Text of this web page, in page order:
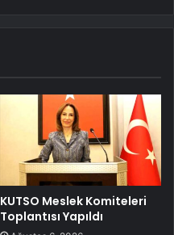
KUTSO Meslek Komiteleri
Toplantısı Yapıldı